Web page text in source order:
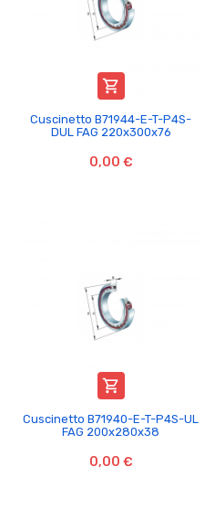

Cuscinetto B71944-E-T-P4S-
DUL FAG 220x300x76
0,00 €

Cuscinetto B71940-E-T-P4S-UL
FAG 200x280x38
0,00 €